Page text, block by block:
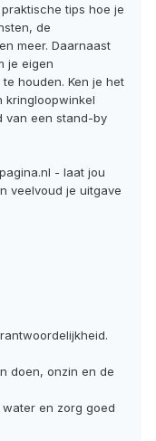
tips hoe je
de
meer. Daarnaast
je eigen
houden. Ken je het
kringloopwinkel
van een stand-by
- laat jou
veelvoud je uitgave
doen, onzin en de
en zorg goed